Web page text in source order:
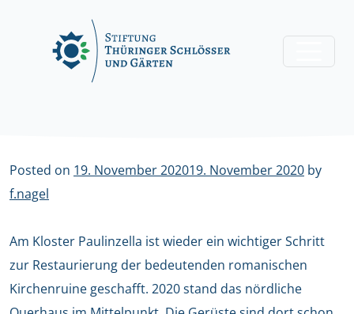
Posted on 19. November 202019. November 2020 by
f.nagel
Am Kloster Paulinzella ist wieder ein wichtiger Schritt
zur Restaurierung der bedeutenden romanischen
Kirchenruine geschafft. 2020 stand das nördliche